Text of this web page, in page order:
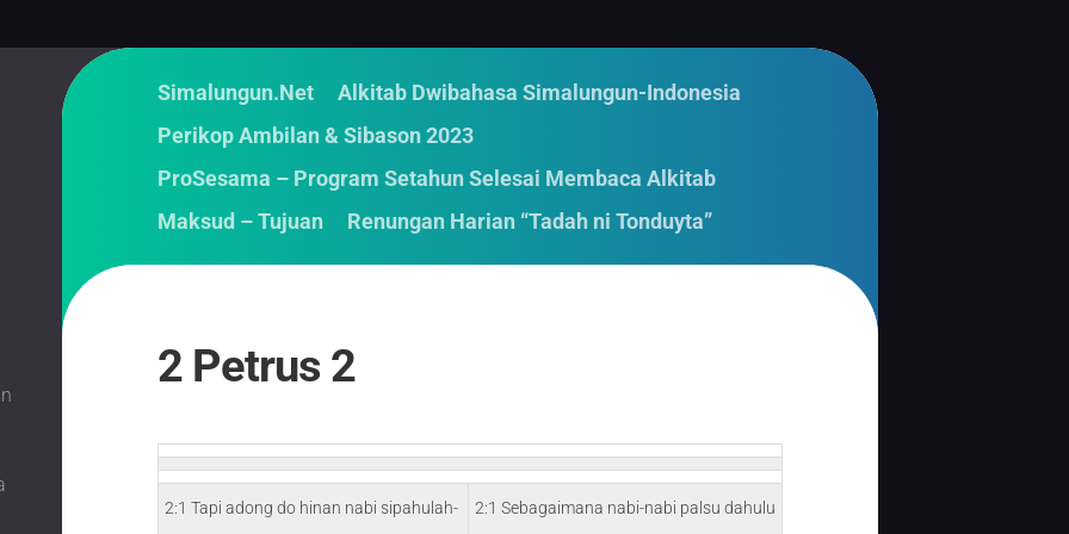
Simalungun.Net
Alkitab Dwibahasa Simalungun-Indonesia
Perikop Ambilan & Sibason 2023
ProSesama – Program Setahun Selesai Membaca Alkitab
Maksud – Tujuan
Renungan Harian “Tadah ni Tonduyta”
2 Petrus 2
2:1 Tapi adong do hinan nabi sipahulah-
2:1 Sebagaimana nabi-nabi palsu dahulu